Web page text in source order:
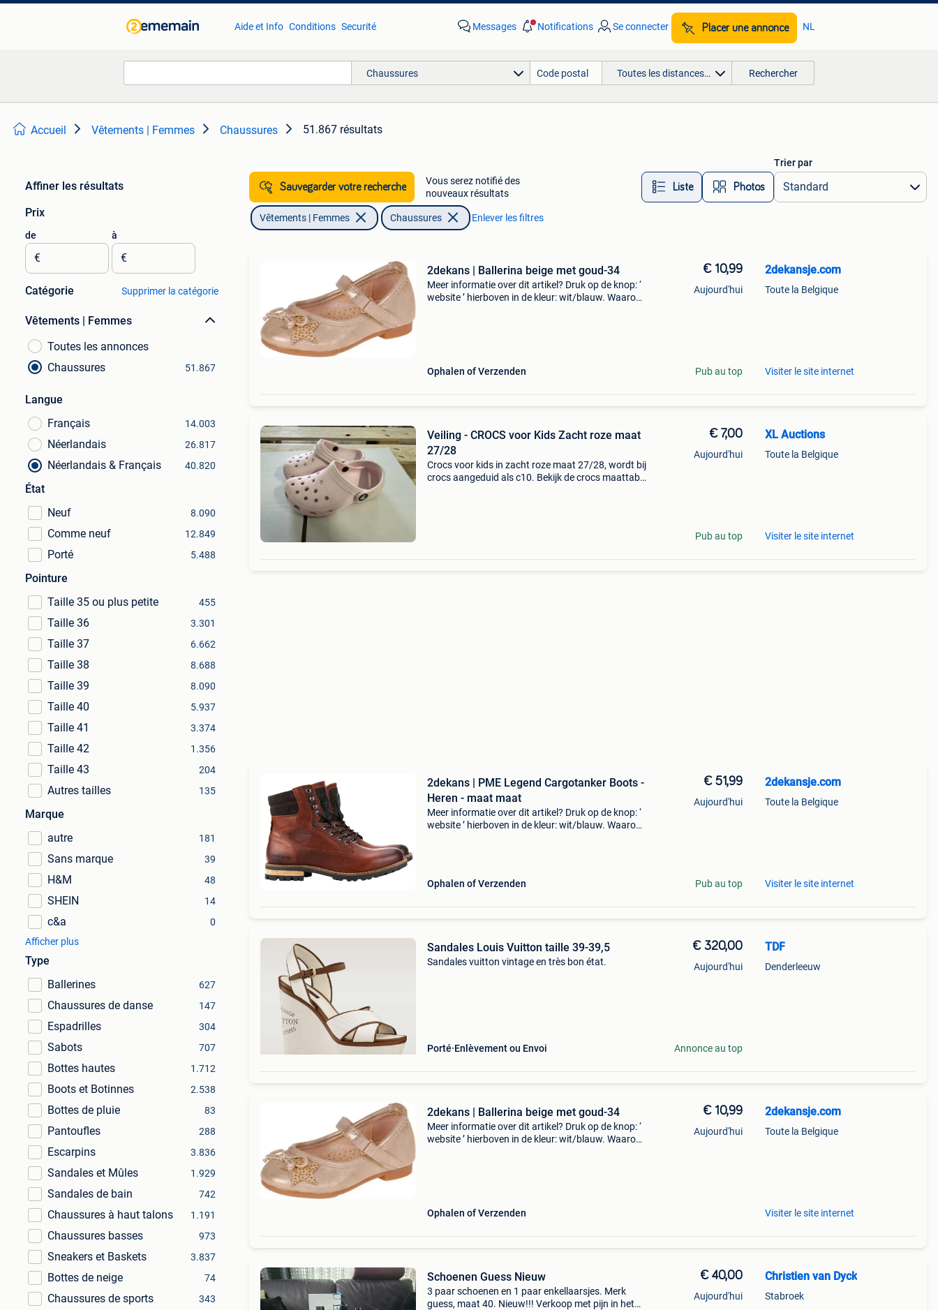
Aide et Info Conditions Securité Messages Notifications Se connecter Placer une annonce NL
Chaussures Toutes les distances… Rechercher
Accueil Vêtements | Femmes Chaussures 51.867 résultats
Affiner les résultats
Prix
de
€
à
€
Catégorie Supprimer la catégorie
Vêtements | Femmes
Toutes les annonces
Chaussures
51.867
Langue
Français
14.003
Néerlandais 26.817
Néerlandais & Français 40.820
État
Neuf
8.090
Comme neuf 12.849
Porté 5.488
Pointure
Taille 35 ou plus petite
455
Taille 36 3.301
Taille 37 6.662
Taille 38 8.688
Taille 39 8.090
Taille 40 5.937
Taille 41 3.374
Taille 42 1.356
Taille 43 204
Autres tailles 135
Marque
autre
181
Sans marque 39
H&M 48
SHEIN 14
c&a
0
Afficher plus
Type
Ballerines
627
Chaussures de danse 147
Espadrilles 304
Sabots 707
Bottes hautes 1.712
Boots et Botinnes 2.538
Bottes de pluie 83
Pantoufles 288
Escarpins 3.836
Sandales et Mûles 1.929
Sandales de bain 742
Chaussures à haut talons 1.191
Chaussures basses 973
Sneakers et Baskets 3.837
Bottes de neige 74
Chaussures de sports 343
Sauvegarder votre recherche
Vous serez notifié des
nouveaux résultats
Liste Photos
Trier par
Vêtements | Femmes Chaussures Enlever les filtres
2dekans | Ballerina beige met goud-34
Meer informatie over dit artikel? Druk op de knop: ‘
website ’ hierboven in de kleur: wit/blauw. Waarom
Ophalen of Verzenden
€ 10,99
Aujourd'hui
Pub au top
2dekansje.com
Toute la Belgique
Visiter le site internet
Veiling - CROCS voor Kids Zacht roze maat
27/28
Crocs voor kids in zacht roze maat 27/28, wordt bij
crocs aangeduid als c10. Bekijk de crocs maattabel
€ 7,00
Aujourd'hui
Pub au top
XL Auctions
Toute la Belgique
Visiter le site internet
2dekans | PME Legend Cargotanker Boots -
Heren - maat maat
Meer informatie over dit artikel? Druk op de knop: ‘
website ’ hierboven in de kleur: wit/blauw. Waarom
Ophalen of Verzenden
€ 51,99
Aujourd'hui
Pub au top
2dekansje.com
Toute la Belgique
Visiter le site internet
Sandales Louis Vuitton taille 39-39,5
Sandales vuitton vintage en très bon état.
Porté Enlèvement ou Envoi
€ 320,00
Aujourd'hui
Annonce au top
TDF
Denderleeuw
2dekans | Ballerina beige met goud-34
Meer informatie over dit artikel? Druk op de knop: ‘
website ’ hierboven in de kleur: wit/blauw. Waarom
Ophalen of Verzenden
€ 10,99
Aujourd'hui
2dekansje.com
Toute la Belgique
Visiter le site internet
Schoenen Guess Nieuw
3 paar schoenen en 1 paar enkellaarsjes. Merk
guess, maat 40. Nieuw!!! Verkoop met pijn in het
€ 40,00
Aujourd'hui
Christien van Dyck
Stabroek